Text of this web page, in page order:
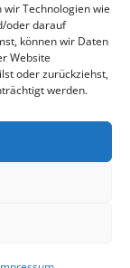
Technologien wie
oder darauf
können wir Daten
Website
oder zurückziehst,
werden.
Creativ